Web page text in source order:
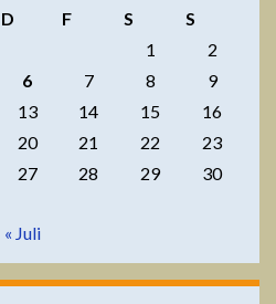
D F S
S
1
2
6 7 8
9
13 14 15
16
20 21 22
23
27 28 29
30
« Juli